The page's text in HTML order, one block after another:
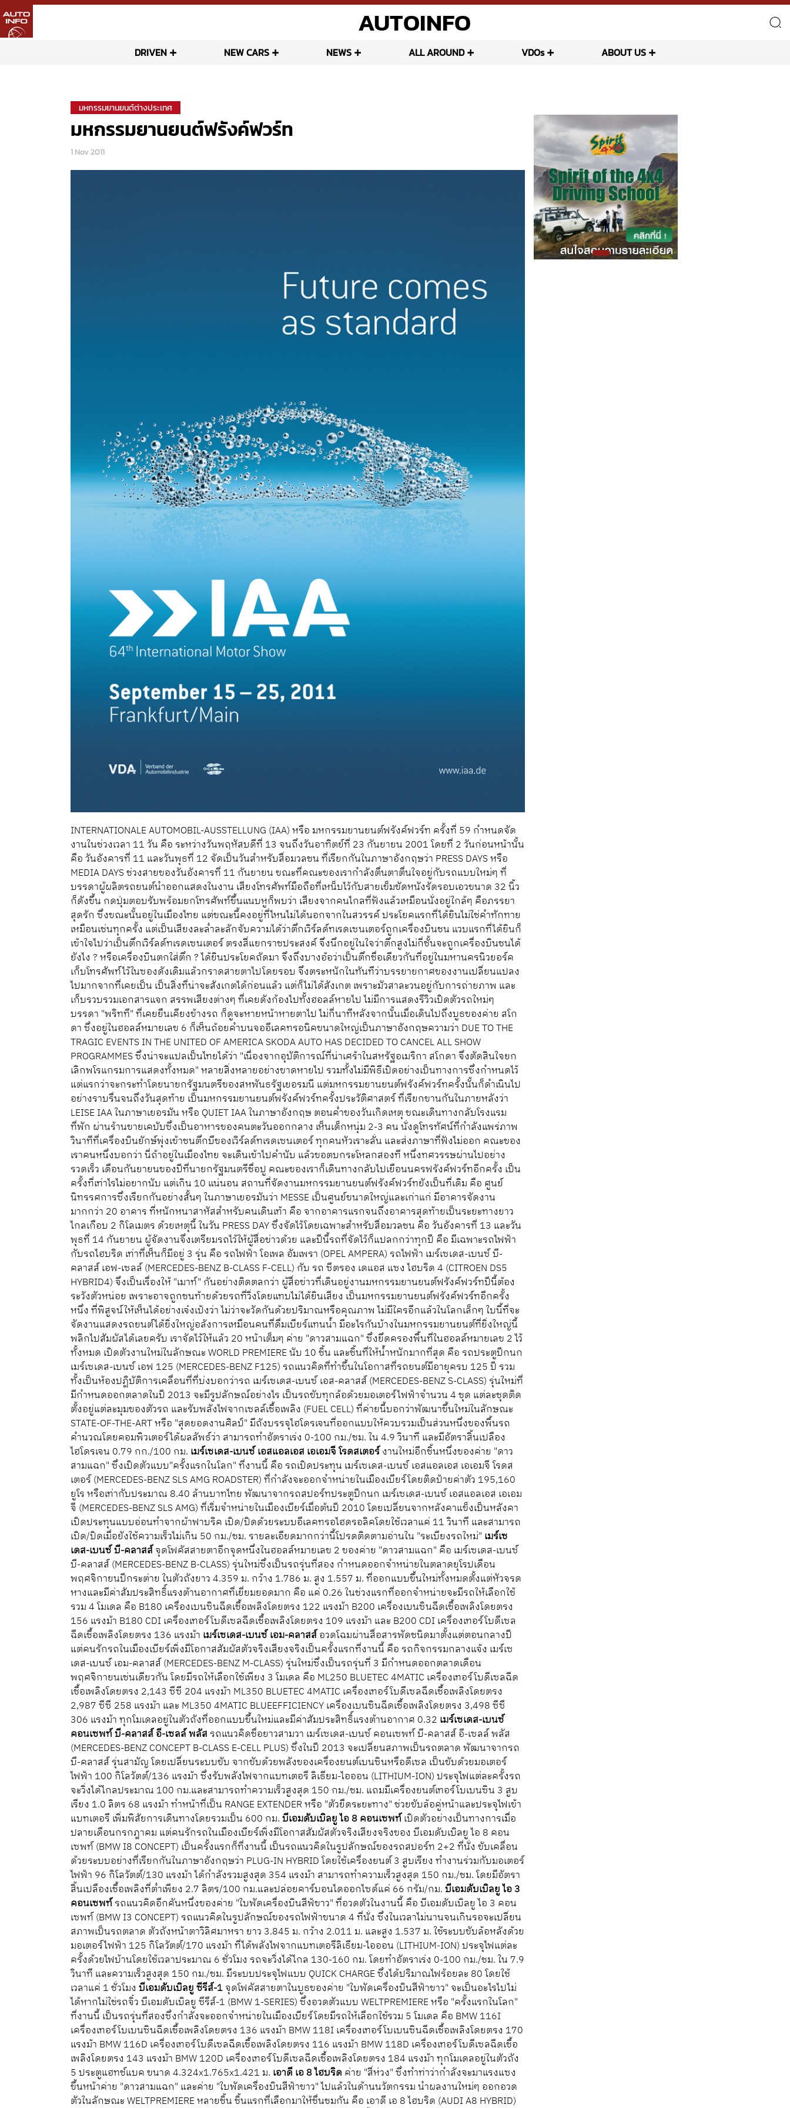
AUTOINFO
DRIVEN NEW CARS NEWS ALL AROUND VDOs ABOUT US
มหกรรมยานยนต์ต่างประเทศ
มหกรรมยานยนต์ฟรังค์ฟวร์ท
1 Nov 2011
INTERNATIONALE AUTOMOBIL-AUSSTELLUNG (IAA) หรือ มหกรรมยานยนต์ฟรังค์ฟวร์ท ครั้งที่ 59 กำหนดจัด
งานในช่วงเวลา 11 วัน คือ ระหว่างวันพฤหัสบดีที่ 13 จนถึงวันอาทิตย์ที่ 23 กันยายน 2001 โดยที่ 2 วันก่อนหน้านั้น
คือ วันอังคารที่ 11 และวันพุธที่ 12 จัดเป็นวันสำหรับสื่อมวลชน ที่เรียกกันในภาษาอังกฤษว่า PRESS DAYS หรือ
MEDIA DAYS ช่วงสายของวันอังคารที่ 11 กันยายน ขณะที่คณะของเรากำลังตื่นตาตื่นใจอยู่กับรถแบบใหม่ๆ ที่
บรรดาผู้ผลิตรถยนต์นำออกแสดงในงาน เสียงโทรศัพท์มือถือที่เหน็บไว้กับสายเข็มขัดหนังรัดรอบเอวขนาด 32 นิ้ว
ก็ดังขึ้น กดปุ่มตอบรับพร้อมยกโทรศัพท์ขึ้นแนบหูก็พบว่า เสียงจากคนไกลที่ฟังแล้วเหมือนนั่งอยู่ใกล้ๆ คือภรรยา
สุดรัก ซึ่งขณะนั้นอยู่ในเมืองไทย แต่ขณะนี้คงอยู่ที่ไหนไม่ได้นอกจากในสวรรค์ ประโยคแรกที่ได้ยินไม่ใช่คำทักทาย
เหมือนเช่นทุกครั้ง แต่เป็นเสียงละล่ำละลักจับความได้ว่าตึกเวิร์ลด์ทเรดเซนเตอร์ถูกเครื่องบินชน แวบแรกที่ได้ยินก็
เข้าใจไปว่าเป็นตึกเวิร์ลด์ทเรดเซนเตอร์ ตรงสี่แยกราชประสงค์ จึงนึกอยู่ในใจว่าตึกสูงไม่กี่ชั้นจะถูกเครื่องบินชนได้
ยังไง ? หรือเครื่องบินตกใส่ตึก ? ได้ยินประโยคถัดมา จึงถึงบางอ้อว่าเป็นตึกชื่อเดียวกันที่อยู่ในมหานครนิวยอร์ค
เก็บโทรศัพท์ไว้ในซองดังเดิมแล้วกราดสายตาไปโดยรอบ จึงตระหนักในทันทีว่าบรรยายกาศของงานเปลี่ยนแปลง
ไปมากจากที่เคยเป็น เป็นสิ่งที่น่าจะสังเกตได้ก่อนแล้ว แต่ก็ไม่ได้สังเกต เพราะมัวสาละวนอยู่กับการถ่ายภาพ และ
เก็บรวบรวมเอกสารแจก สรรพเสียงต่างๆ ที่เคยดังก้องไปทั้งฮอลล์หายไป ไม่มีการแสดงรีวิวเปิดตัวรถใหม่ๆ
บรรดา "พริทที" ที่เคยยืนเคียงข้างรถ ก็ดูจะหายหน้าหายตาไป ไม่กี่นาทีหลังจากนั้นเมื่อเดินไปถึงบูธของค่าย สโก
ดา ซึ่งอยู่ในฮอลล์หมายเลข 6 ก็เห็นถ้อยคำบนจออีเลคทรอนิคขนาดใหญ่เป็นภาษาอังกฤษความว่า DUE TO THE
TRAGIC EVENTS IN THE UNITED OF AMERICA SKODA AUTO HAS DECIDED TO CANCEL ALL SHOW
PROGRAMMES ซึ่งน่าจะแปลเป็นไทยได้ว่า "เนื่องจากอุบัติการณ์ที่น่าเศร้าในสหรัฐอเมริกา สโกดา จึงตัดสินใจยก
เลิกพโรแกรมการแสดงทั้งหมด" หลายสิ่งหลายอย่างขาดหายไป รวมทั้งไม่มีพิธีเปิดอย่างเป็นทางการซึ่งกำหนดไว้
แต่แรกว่าจะกระทำโดยนายกรัฐมนตรีของสหพันธรัฐเยอรมนี แต่มหกรรมยานยนต์ฟรังค์ฟวร์ทครั้งนั้นก็ดำเนินไป
อย่างราบรื่นจนถึงวันสุดท้าย เป็นมหกรรมยานยนต์ฟรังค์ฟวร์ทครั้งประวัติศาสตร์ ที่เรียกขานกันในภายหลังว่า
LEISE IAA ในภาษาเยอรมัน หรือ QUIET IAA ในภาษาอังกฤษ ตอนค่ำของวันเกิดเหตุ ขณะเดินทางกลับโรงแรม
ที่พัก ผ่านร้านขายเคบับซึ่งเป็นอาหารของคนตะวันออกกลาง เห็นเด็กหนุ่ม 2-3 คน นั่งดูโทรทัศน์ที่กำลังแพร่ภาพ
วินาทีที่เครื่องบินยักษ์พุ่งเข้าชนตึกบีของเวิร์ลด์ทเรดเซนเตอร์ ทุกคนหัวเราะลั่น และส่งภาษาที่ฟังไม่ออก คณะของ
เราคนหนึ่งบอกว่า นี่ถ้าอยู่ในเมืองไทย จะเดินเข้าไปคำนับ แล้วขอตบกระโหลกสองที หนึ่งทศวรรษผ่านไปอย่าง
รวดเร็ว เดือนกันยายนของปีที่นายกรัฐมนตรีชื่อปู คณะของเราก็เดินทางกลับไปเยือนนครฟรังค์ฟวร์ทอีกครั้ง เป็น
ครั้งที่เท่าไรไม่อยากนับ แต่เกิน 10 แน่นอน สถานที่จัดงานมหกรรมยานยนต์ฟรังค์ฟวร์ทยังเป็นที่เดิม คือ ศูนย์
นิทรรศการซึ่งเรียกกันอย่างสั้นๆ ในภาษาเยอรมันว่า MESSE เป็นศูนย์ขนาดใหญ่และเก่าแก่ มีอาคารจัดงาน
มากกว่า 20 อาคาร ที่หนักหนาสาหัสสำหรับคนเดินเท้า คือ จากอาคารแรกจนถึงอาคารสุดท้ายเป็นระยะทางยาว
ไกลเกือบ 2 กิโลเมตร ด้วยเหตุนี้ ในวัน PRESS DAY ซึ่งจัดไว้โดยเฉพาะสำหรับสื่อมวลชน คือ วันอังคารที่ 13 และวัน
พุธที่ 14 กันยายน ผู้จัดงานจึงเตรียมรถไว้ให้ผู้สื่อข่าวด้วย และปีนี้รถที่จัดไว้ก็แปลกกว่าทุกปี คือ มีเฉพาะรถไฟฟ้า
กับรถไฮบริด เท่าที่เห็นก็มีอยู่ 3 รุ่น คือ รถไฟฟ้า โอเพล อัมเพรา (OPEL AMPERA) รถไฟฟ้า เมร์เซเดส-เบนซ์ บี-
คลาสส์ เอฟ-เซลล์ (MERCEDES-BENZ B-CLASS F-CELL) กับ รถ ซีตรอง เดแอส แซง ไฮบริด 4 (CITROEN DS5
HYBRID4) จึงเป็นเรื่องให้ "เมาท์" กันอย่างติดตลกว่า ผู้สื่อข่าวที่เดินอยู่งานมหกรรมยานยนต์ฟรังค์ฟวร์ทปีนี้ต้อง
ระวังตัวหน่อย เพราะอาจถูกชนท้ายด้วยรถที่วิ่งโดยแทบไม่ได้ยินเสียง เป็นมหกรรมยานยนต์ฟรังค์ฟวร์ทอีกครั้ง
หนึ่ง ที่พิสูจน์ให้เห็นได้อย่างเจ๋งเป้งว่า ไม่ว่าจะวัดกันด้วยปริมาณหรือคุณภาพ ไม่มีใครอีกแล้วในโลกเล็กๆ ใบนี้ที่จะ
จัดงานแสดงรถยนต์ได้ยิ่งใหญ่อลังการเหมือนคนที่ดื่มเบียร์แทนน้ำ มีอะไรกันบ้างในมหกรรมยานยนต์ที่ยิ่งใหญ่นี้
พลิกไปสัมผัสได้เลยครับ เราจัดไว้ให้แล้ว 20 หน้าเต็มๆ ค่าย "ดาวสามแฉก" ซึ่งยึดครองพื้นที่ในฮอลล์หมายเลข 2 ไว้
ทั้งหมด เปิดตัวงานใหม่ในลักษณะ WORLD PREMIERE นับ 10 ชิ้น และชิ้นที่ให้น้ำหนักมากที่สุด คือ รถประตูปีกนก
เมร์เซเดส-เบนซ์ เอฟ 125 (MERCEDES-BENZ F125) รถแนวคิดที่ทำขึ้นในโอกาสที่รถยนต์มีอายุครบ 125 ปี รวม
ทั้งเป็นห้องปฏิบัติการเคลื่อนที่ที่บ่งบอกว่ารถ เมร์เซเดส-เบนซ์ เอส-คลาสส์ (MERCEDES-BENZ S-CLASS) รุ่นใหม่ที่
มีกำหนดออกตลาดในปี 2013 จะมีรูปลักษณ์อย่างไร เป็นรถขับทุกล้อด้วยมอเตอร์ไฟฟ้าจำนวน 4 ชุด แต่ละชุดติด
ตั้งอยู่แต่ละมุมของตัวรถ และรับพลังไฟจากเซลล์เชื้อเพลิง (FUEL CELL) ที่ค่ายนี้บอกว่าพัฒนาขึ้นใหม่ในลักษณะ
STATE-OF-THE-ART หรือ "สุดยอดงานศิลป์" มีถังบรรจุไฮโดรเจนที่ออกแบบให้ควบรวมเป็นส่วนหนึ่งของพื้นรถ
คำนวณโดยคอมพิวเตอร์ได้ผลลัพธ์ว่า สามารถทำอัตราเร่ง 0-100 กม./ชม. ใน 4.9 วินาที และมีอัตราสิ้นเปลือง
ไฮโดรเจน 0.79 กก./100 กม. เมร์เซเดส-เบนซ์ เอสแอลเอส เอเอมจี โรดสเตอร์งานใหม่อีกชิ้นหนึ่งของค่าย "ดาว
สามแฉก" ซึ่งเปิดตัวแบบ"ครั้งแรกในโลก" ที่งานนี้ คือ รถเปิดประทุน เมร์เซเดส-เบนซ์ เอสแอลเอส เอเอมจี โรดส
เตอร์ (MERCEDES-BENZ SLS AMG ROADSTER) ที่กำลังจะออกจำหน่ายในเมืองเบียร์โดยติดป้ายค่าตัว 195,160
ยูโร หรือเท่ากับประมาณ 8.40 ล้านบาทไทย พัฒนาจากรถสปอร์ทประตูปีกนก เมร์เซเดส-เบนซ์ เอสแอลเอส เอเอม
จี (MERCEDES-BENZ SLS AMG) ที่เริ่มจำหน่ายในเมืองเบียร์เมื่อต้นปี 2010 โดยเปลี่ยนจากหลังคาแข็งเป็นหลังคา
เปิดประทุนแบบอ่อนทำจากผ้าฟาบริค เปิด/ปิดด้วยระบบอีเลคทรอไฮดรอลิคโดยใช้เวลาแค่ 11 วินาที และสามารถ
เปิด/ปิดเมื่อยังใช้ความเร็วไม่เกิน 50 กม./ชม. รายละเอียดมากกว่านี้โปรดติดตามอ่านใน "ระเบียงรถใหม่" เมร์เซ
เดส-เบนซ์ บี-คลาสส์จุดโฟคัสสายตาอีกจุดหนึ่งในฮอลล์หมายเลข 2 ของค่าย "ดาวสามแฉก" คือ เมร์เซเดส-เบนซ์
บี-คลาสส์ (MERCEDES-BENZ B-CLASS) รุ่นใหม่ซึ่งเป็นรถรุ่นที่สอง กำหนดออกจำหน่ายในตลาดยุโรปเดือน
พฤศจิกายนปีกระต่าย ในตัวถังยาว 4.359 ม. กว้าง 1.786 ม. สูง 1.557 ม. ที่ออกแบบขึ้นใหม่ทั้งหมดตั้งแต่หัวจรด
หางและมีค่าสัมประสิทธิ์แรงต้านอากาศที่เยี่ยมยอดมาก คือ แค่ 0.26 ในช่วงแรกที่ออกจำหน่ายจะมีรถให้เลือกใช้
รวม 4 โมเดล คือ B180 เครื่องเบนซินฉีดเชื้อเพลิงโดยตรง 122 แรงม้า B200 เครื่องเบนซินฉีดเชื้อเพลิงโดยตรง
156 แรงม้า B180 CDI เครื่องเทอร์โบดีเซลฉีดเชื้อเพลิงโดยตรง 109 แรงม้า และ B200 CDI เครื่องเทอร์โบดีเซล
ฉีดเชื้อเพลิงโดยตรง 136 แรงม้า เมร์เซเดส-เบนซ์ เอม-คลาสส์อวดโฉมผ่านสื่อสารพัดชนิดมาตั้งแต่ตอนกลางปี
แต่คนรักรถในเมืองเบียร์เพิ่งมีโอกาสสัมผัสตัวจริงเสียงจริงเป็นครั้งแรกที่งานนี้ คือ รถกิจกรรมกลางแจ้ง เมร์เซ
เดส-เบนซ์ เอม-คลาสส์ (MERCEDES-BENZ M-CLASS) รุ่นใหม่ซึ่งเป็นรถรุ่นที่ 3 มีกำหนดออกตลาดเดือน
พฤศจิกายนเช่นเดียวกัน โดยมีรถให้เลือกใช้เพียง 3 โมเดล คือ ML250 BLUETEC 4MATIC เครื่องเทอร์โบดีเซลฉีด
เชื้อเพลิงโดยตรง 2,143 ซีซี 204 แรงม้า ML350 BLUETEC 4MATIC เครื่องเทอร์โบดีเซลฉีดเชื้อเพลิงโดยตรง
2,987 ซีซี 258 แรงม้า และ ML350 4MATIC BLUEEFFICIENCY เครื่องเบนซินฉีดเชื้อเพลิงโดยตรง 3,498 ซีซี
306 แรงม้า ทุกโมเดลอยู่ในตัวถังที่ออกแบบขึ้นใหม่และมีค่าสัมประสิทธิ์แรงต้านอากาศ 0.32 เมร์เซเดส-เบนซ์
คอนเซพท์ บี-คลาสส์ อี-เซลล์ พลัส รถแนวคิดชื่อยาวสามวา เมร์เซเดส-เบนซ์ คอนเซพท์ บี-คลาสส์ อี-เซลล์ พลัส
(MERCEDES-BENZ CONCEPT B-CLASS E-CELL PLUS) ซึ่งในปี 2013 จะเปลี่ยนสภาพเป็นรถตลาด พัฒนาจากรถ
บี-คลาสส์ รุ่นสามัญ โดยเปลี่ยนระบบขับ จากขับด้วยพลังของเครื่องยนต์เบนซินหรือดีเซล เป็นขับด้วยมอเตอร์
ไฟฟ้า 100 กิโลวัตต์/136 แรงม้า ซึ่งรับพลังไฟจากแบทเตอรี ลิเธียม-ไอออน (LITHIUM-ION) ประจุไฟแต่ละครั้งรถ
จะวิ่งได้ไกลประมาณ 100 กม.และสามารถทำความเร็วสูงสุด 150 กม./ชม. แถมมีเครื่องยนต์เทอร์โบเบนซิน 3 สูบ
เรียง 1.0 ลิตร 68 แรงม้า ทำหน้าที่เป็น RANGE EXTENDER หรือ "ตัวยืดระยะทาง" ช่วยขับล้อคู่หน้าและประจุไฟเข้า
แบทเตอรี เพิ่มพิสัยการเดินทางโดยรวมเป็น 600 กม.บีเอมดับเบิลยู ไอ 8 คอนเซพท์เปิดตัวอย่างเป็นทางการเมื่อ
ปลายเดือนกรกฎาคม แต่คนรักรถในเมืองเบียร์เพิ่งมีโอกาสสัมผัสตัวจริงเสียงจริงของ บีเอมดับเบิลยู ไอ 8 คอน
เซพท์ (BMW I8 CONCEPT) เป็นครั้งแรกก็ที่งานนี้ เป็นรถแนวคิดในรูปลักษณ์ของรถสปอร์ท 2+2 ที่นั่ง ขับเคลื่อน
ด้วยระบบอย่างที่เรียกกันในภาษาอังกฤษว่า PLUG-IN HYBRID โดยใช้เครื่องยนต์ 3 สูบเรียง ทำงานร่วมกับมอเตอร์
ไฟฟ้า 96 กิโลวัตต์/130 แรงม้า ได้กำลังรวมสูงสุด 354 แรงม้า สามารถทำความเร็วสูงสุด 150 กม./ชม. โดยมีอัตรา
สิ้นเปลืองเชื้อเพลิงที่ต่ำเพียง 2.7 ลิตร/100 กม.และปล่อยคาร์บอนไดออกไซด์แค่ 66 กรัม/กม.บีเอมดับเบิลยู ไอ 3
คอนเซพท์รถแนวคิดอีกคันหนึ่งของค่าย "ใบพัดเครื่องบินสีฟ้ขาว" ที่อวดตัวในงานนี้ คือ บีเอมดับเบิลยู ไอ 3 คอน
เซพท์ (BMW I3 CONCEPT) รถแนวคิดในรูปลักษณ์ของรถไฟฟ้าขนาด 4 ที่นั่ง ซึ่งในเวลาไม่นานจนเกินรอจะเปลี่ยน
สภาพเป็นรถตลาด ตัวถังหน้าตาวิลิศมาหรา ยาว 3.845 ม. กว้าง 2.011 ม. และสูง 1.537 ม. ใช้ระบบขับล้อหลังด้วย
มอเตอร์ไฟฟ้า 125 กิโลวัตต์/170 แรงม้า ที่ได้พลังไฟจากแบทเตอรีลิเธียม-ไอออน (LITHIUM-ION) ประจุไฟแต่ละ
ครั้งด้วยไฟบ้านโดยใช้เวลาประมาณ 6 ชั่วโมง รถจะวิ่งได้ไกล 130-160 กม. โดยทำอัตราเร่ง 0-100 กม./ชม. ใน 7.9
วินาที และความเร็วสูงสุด 150 กม./ชม. มีระบบประจุไฟแบบ QUICK CHARGE ซึ่งได้ปริมาณไฟร้อยละ 80 โดยใช้
เวลาแค่ 1 ชั่วโมงบีเอมดับเบิลยู ซีรีส์-1จุดโฟคัสสายตาในบูธของค่าย "ใบพัดเครื่องบินสีฟ้าขาว" จะเป็นอะไรไปไม่
ได้หากไม่ใช่รถจิ๋ว บีเอมดับเบิลยู ซีรีส์-1 (BMW 1-SERIES) ซึ่งอวดตัวแบบ WELTPREMIERE หรือ "ครั้งแรกในโลก"
ที่งานนี้ เป็นรถรุ่นที่สองซึ่งกำลังจะออกจำหน่ายในเมืองเบียร์โดยมีรถให้เลือกใช้รวม 5 โมเดล คือ BMW 116I
เครื่องเทอร์โบเบนซินฉีดเชื้อเพลิงโดยตรง 136 แรงม้า BMW 118I เครื่องเทอร์โบเบนซินฉีดเชื้อเพลิงโดยตรง 170
แรงม้า BMW 116D เครื่องเทอร์โบดีเซลฉีดเชื้อเพลิงโดยตรง 116 แรงม้า BMW 118D เครื่องเทอร์โบดีเซลฉีดเชื้อ
เพลิงโดยตรง 143 แรงม้า BMW 120D เครื่องเทอร์โบดีเซลฉีดเชื้อเพลิงโดยตรง 184 แรงม้า ทุกโมเดลอยู่ในตัวถัง
5 ประตูแฮทช์แบค ขนาด 4.324x1.765x1.421 ม. เอาดี เอ 8 ไฮบริด ค่าย "สี่ห่วง" ซึ่งทำท่าว่ากำลังจะมาแรงแซง
ขึ้นหน้าค่าย "ดาวสามแฉก" และค่าย "ใบพัดเครื่องบินสีฟ้าขาว" ไปแล้วในด้านนวัตกรรม นำผลงานใหม่ๆ ออกอวด
ตัวในลักษณะ WELTPREMIERE หลายชิ้น ชิ้นแรกที่เลือกมาให้ชื่นชมกัน คือ เอาดี เอ 8 ไฮบริด (AUDI A8 HYBRID)